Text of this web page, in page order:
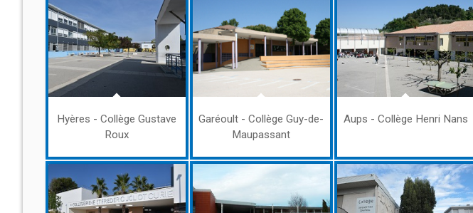
Hyères - Collège Gustave
Roux
Garéoult - Collège Guy-de-
Maupassant
Aups - Collège Henri Nans